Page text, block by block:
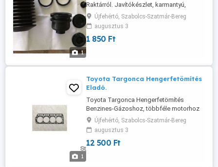
1
Raktárról. Javítókészlet, karmantyú,
tengelyek, váz-elemek, csavarok,
perselyek, himba, tolórúd, állítócsavarok,
stb. A teljes javítólészlet, amiben a
gumitömítések vannak: 9500 Ft Bruttó.
Újfehértó, Szabolcs-Szatmár-Bereg
augusztus 3
1 850 Ft
1
Toyota Targonca Hengerfetömítés
Eladó.
Toyota Targonca Hengerfetömítés
Benzines-Gázoshoz, többféle motorhoz
is rendelhető.
Újfehértó, Szabolcs-Szatmár-Bereg
augusztus 3
12 500 Ft